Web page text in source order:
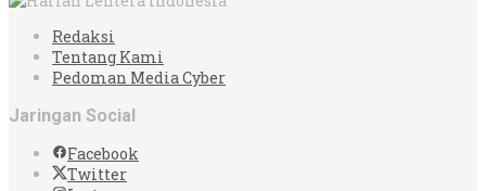
Redaksi
Tentang Kami
Pedoman Media Cyber
Jaringan Social
Facebook
Twitter